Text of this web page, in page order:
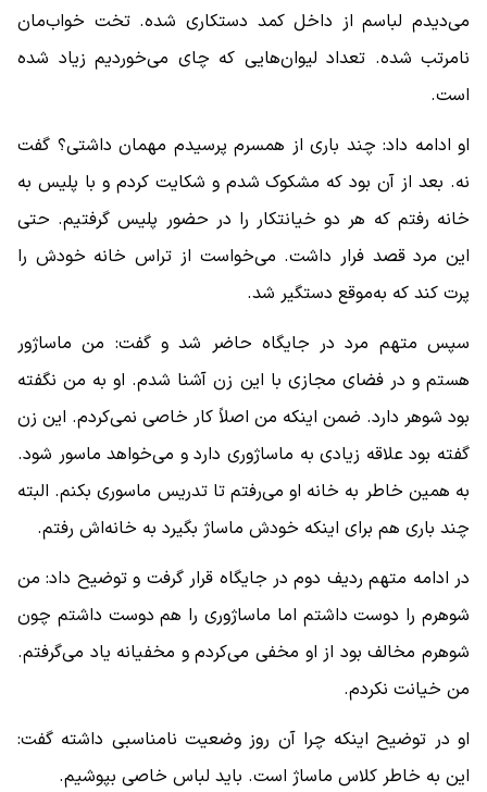
می‌دیدم لباسم از داخل کمد دستکاری شده. تخت خواب‌مان
نامرتب شده. تعداد لیوان‌هایی که چای می‌خوردیم زیاد شده
است.
او ادامه داد: چند باری از همسرم پرسیدم مهمان داشتی؟ گفت
نه. بعد از آن بود که مشکوک شدم و شکایت کردم و با پلیس به
خانه رفتم که هر دو خیانتکار را در حضور پلیس گرفتیم. حتی
این مرد قصد فرار داشت. می‌خواست از تراس خانه خودش را
پرت کند که به‌موقع دستگیر شد.
سپس متهم مرد در جایگاه حاضر شد و گفت: من ماساژور
هستم و در فضای مجازی با این زن آشنا شدم. او به من نگفته
بود شوهر دارد. ضمن اینکه من اصلاً کار خاصی نمی‌کردم. این زن
گفته بود علاقه زیادی به ماساژوری دارد و می‌خواهد ماسور شود.
به همین خاطر به خانه او می‌رفتم تا تدریس ماسوری بکنم. البته
چند باری هم برای اینکه خودش ماساژ بگیرد به خانه‌اش رفتم.
در ادامه متهم ردیف دوم در جایگاه قرار گرفت و توضیح داد: من
شوهرم را دوست داشتم اما ماساژوری را هم دوست داشتم چون
شوهرم مخالف بود از او مخفی می‌کردم و مخفیانه یاد می‌گرفتم.
من خیانت نکردم.
او در توضیح اینکه چرا آن روز وضعیت نامناسبی داشته گفت:
این به خاطر کلاس ماساژ است. باید لباس خاصی بپوشیم.